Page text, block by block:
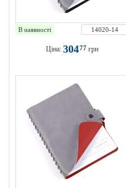
В наявності 14020-14
Ціна: 30477 грн